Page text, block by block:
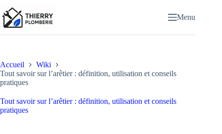
au
contenu
Menu
Accueil
Wiki
Tout savoir sur l’arêtier : définition, utilisation et conseils
pratiques
Tout savoir sur l’arêtier : définition, utilisation et conseils
pratiques